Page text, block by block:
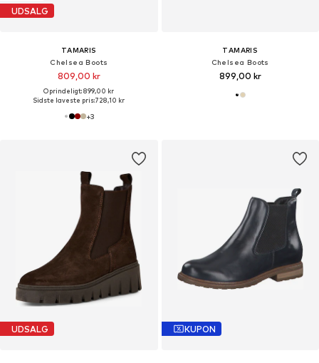
UDSALG
TAMARIS
Chelsea Boots
809,00 kr
Oprindeligt: 899,00 kr
Sidste laveste pris:728,10 kr
+3
TAMARIS
Chelsea Boots
899,00 kr
UDSALG KUPON